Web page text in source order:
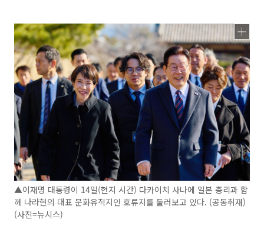
▲이재명 대통령이 14일(현지 시간) 다카이치 사나에 일본 총리과 함
께 나라현의 대표 문화유적지인 호류지를 둘러보고 있다. (공동취재)
(사진=뉴시스)